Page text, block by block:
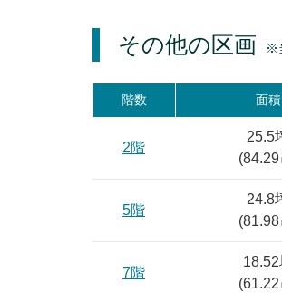
その他の区画 ※
階数 面積
2階
25.5
(84.29
5階
24.8
(81.98
7階
18.52
(61.22